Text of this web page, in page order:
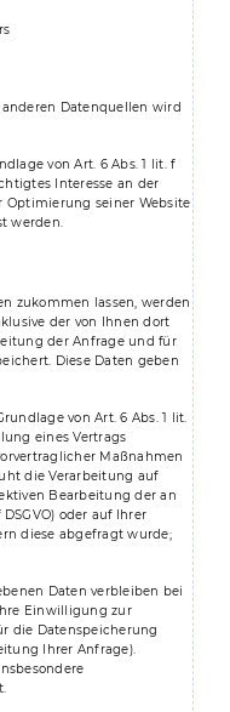
Datenquellen wird
von Art. 6 Abs. 1 lit. f
Interesse an der
seiner Website
werden.
zukommen lassen, werden
der von Ihnen dort
der Anfrage und für
Diese Daten geben
von Art. 6 Abs. 1 lit.
eines Vertrags
Maßnahmen
die Verarbeitung auf
Bearbeitung der an
oder auf Ihrer
diese abgefragt wurde;
Daten verbleiben bei
Einwilligung zur
die Datenspeicherung
Ihrer Anfrage).